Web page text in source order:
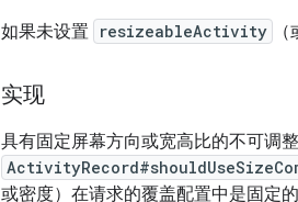
如果未设置 resizeableActivity
实现
具有固定屏幕方向或宽高比的不可调
或密度）在请求的覆盖配置中是固定